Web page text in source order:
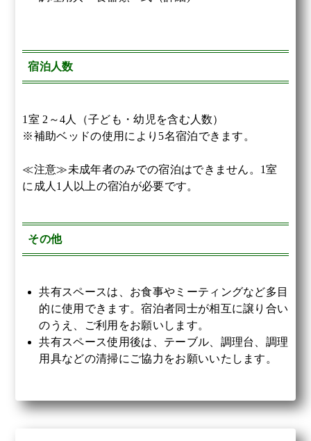
宿泊人数
1室 2～4人（子ども・幼児を含む人数）
※補助ベッドの使用により5名宿泊できます。
≪注意≫未成年者のみでの宿泊はできません。1室
に成人1人以上の宿泊が必要です。
その他
共有スペースは、お食事やミーティングなど多目
的に使用できます。宿泊者同士が相互に譲り合い
のうえ、ご利用をお願いします。
共有スペース使用後は、テーブル、調理台、調理
用具などの清掃にご協力をお願いいたします。